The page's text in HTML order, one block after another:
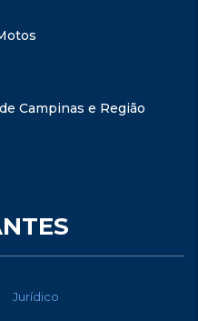
Campinas e Região
Jurídico